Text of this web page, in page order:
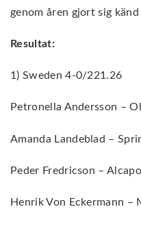
genom åren gjort sig
Resultat:
1) Sweden 4-0/221.26
Petronella Andersson –
Amanda Landeblad –
Peder Fredricson –
Henrik Von Eckermann –